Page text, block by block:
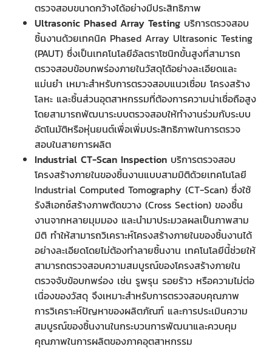
ตรวจสอบขนาดกว้างได้อย่างมีประสิทธิภาพ
Ultrasonic Phased Array Testing บริการตรวจสอบ
ชิ้นงานด้วยเทคนิค Phased Array Ultrasonic Testing
(PAUT) ซึ่งเป็นเทคโนโลยีอัลตราโซนิกขั้นสูงที่สามารถ
ตรวจสอบข้อบกพร่องภายในวัสดุได้อย่างละเอียดและ
แม่นยำ เหมาะสำหรับการตรวจสอบแนวเชื่อม โครงสร้าง
โลหะ และชิ้นส่วนอุตสาหกรรมที่ต้องการความน่าเชื่อถือสูง
โดยสามารถพัฒนาระบบตรวจสอบให้ทำงานร่วมกับระบบ
อัตโนมัติหรือหุ่นยนต์เพื่อเพิ่มประสิทธิภาพในการตรวจ
สอบในสายการผลิต
Industrial CT-Scan Inspection บริการตรวจสอบ
โครงสร้างภายในของชิ้นงานแบบสามมิติด้วยเทคโนโลยี
Industrial Computed Tomography (CT-Scan) ซึ่งใช้
รังสีเอกซ์สร้างภาพตัดขวาง (Cross Section) ของชิ้น
งานจากหลายมุมมอง และนำมาประมวลผลเป็นภาพสาม
มิติ ทำให้สามารถวิเคราะห์โครงสร้างภายในของชิ้นงานได้
อย่างละเอียดโดยไม่ต้องทำลายชิ้นงาน เทคโนโลยีนี้ช่วยให้
สามารถตรวจสอบความสมบูรณ์ของโครงสร้างภายใน
ตรวจจับข้อบกพร่อง เช่น รูพรุน รอยร้าว หรือความไม่ต่อ
เนื่องของวัสดุ จึงเหมาะสำหรับการตรวจสอบคุณภาพ
การวิเคราะห์ปัญหาของผลิตภัณฑ์ และการประเมินความ
สมบูรณ์ของชิ้นงานในกระบวนการพัฒนาและควบคุม
คุณภาพในการผลิตของภาคอุตสาหกรรม